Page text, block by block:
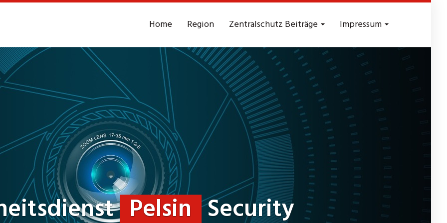
Home Region Zentralschutz Beiträge Impressum
Pelsin Security